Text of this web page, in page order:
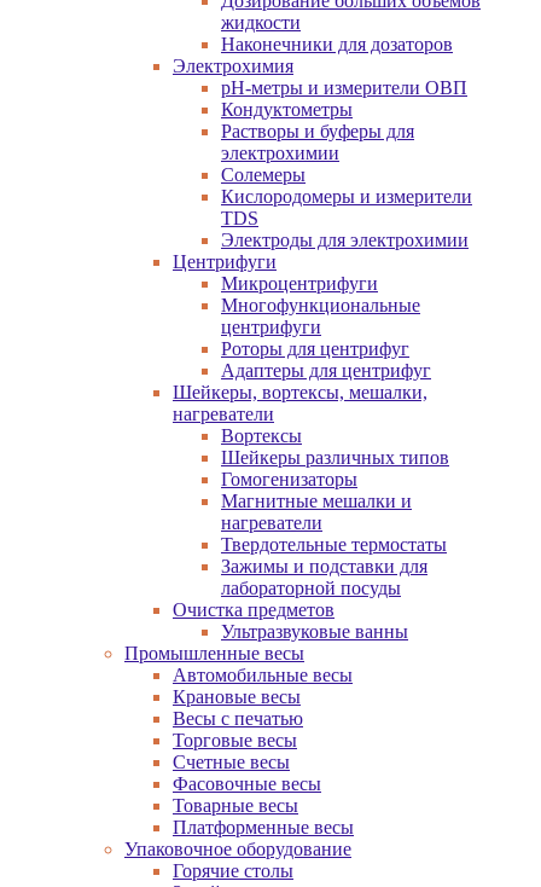
жидкости
Наконечники для дозаторов
Электрохимия
pH-метры и измерители ОВП
Кондуктометры
Растворы и буферы для
электрохимии
Солемеры
Кислородомеры и измерители
TDS
Электроды для электрохимии
Центрифуги
Микроцентрифуги
Многофункциональные
центрифуги
Роторы для центрифуг
Адаптеры для центрифуг
Шейкеры, вортексы, мешалки,
нагреватели
Вортексы
Шейкеры различных типов
Гомогенизаторы
Магнитные мешалки и
нагреватели
Твердотельные термостаты
Зажимы и подставки для
лабораторной посуды
Очистка предметов
Ультразвуковые ванны
Промышленные весы
Автомобильные весы
Крановые весы
Весы с печатью
Торговые весы
Счетные весы
Фасовочные весы
Товарные весы
Платформенные весы
Упаковочное оборудование
Горячие столы